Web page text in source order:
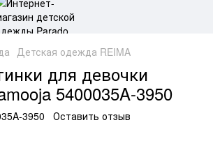
Детская одежда REIMA
для девочки
5400035A-3950
3950 Оставить отзыв